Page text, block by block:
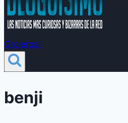
Groleros!
benji